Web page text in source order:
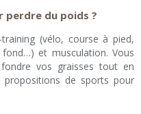
perdre du poids ?
(vélo, course à pied,
et musculation. Vous
vos graisses tout en
propositions de sports pour